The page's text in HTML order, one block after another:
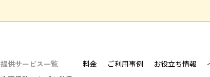
提供サービス一覧
料金 ご利用事例 お役立ち情報